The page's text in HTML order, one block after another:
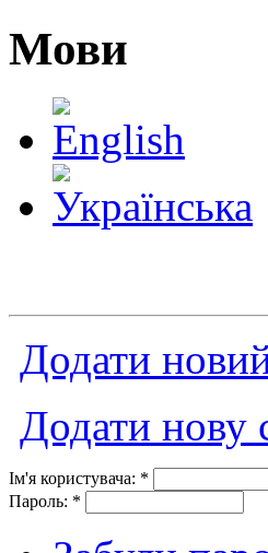
Мови
Додати
Додати нову
Ім'я користувача: *
Пароль: *